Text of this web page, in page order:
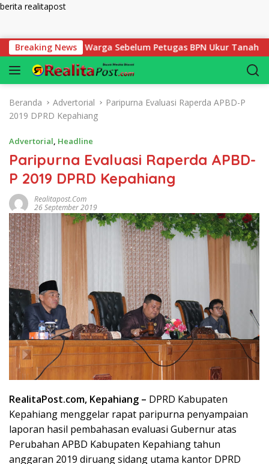
berita realitapost
Breaking News
Warga Sebelum Petugas BPN Ukur Tanah
Beranda Advertorial
Paripurna Evaluasi Raperda APBD-P
2019 DPRD Kepahiang
Advertorial, Headline
Paripurna Evaluasi Raperda APBD-
P 2019 DPRD Kepahiang
Realitapost.com
26 September 2019
RealitaPost.com, Kepahiang – DPRD Kabupaten
Kepahiang menggelar rapat paripurna penyampaian
laporan hasil pembahasan evaluasi Gubernur atas
Perubahan APBD Kabupaten Kepahiang tahun
anggaran 2019 diruang sidang utama kantor DPRD